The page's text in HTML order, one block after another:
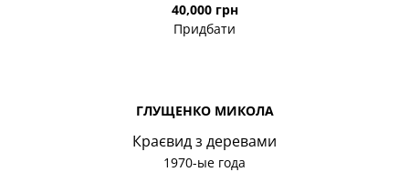
40,000 грн
Придбати
ГЛУЩЕНКО МИКОЛА
Краєвид з деревами
1970-ые года